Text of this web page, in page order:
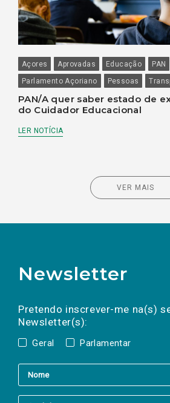
Açores Aprovadas Educação
PAN
Parlamento Açoriano
Pessoas
PAN/A quer saber estado de
do Cuidador Educacional
LER NOTÍCIA
VER MAIS
Newsletter
Pretendo inscrever-me na(s)
Newsletter(s):
Geral Parlamentar
a(s) newsletter(s).
mail